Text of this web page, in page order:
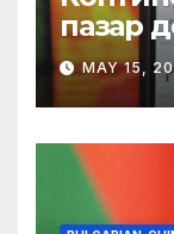
пазар
връх
MAY 15,